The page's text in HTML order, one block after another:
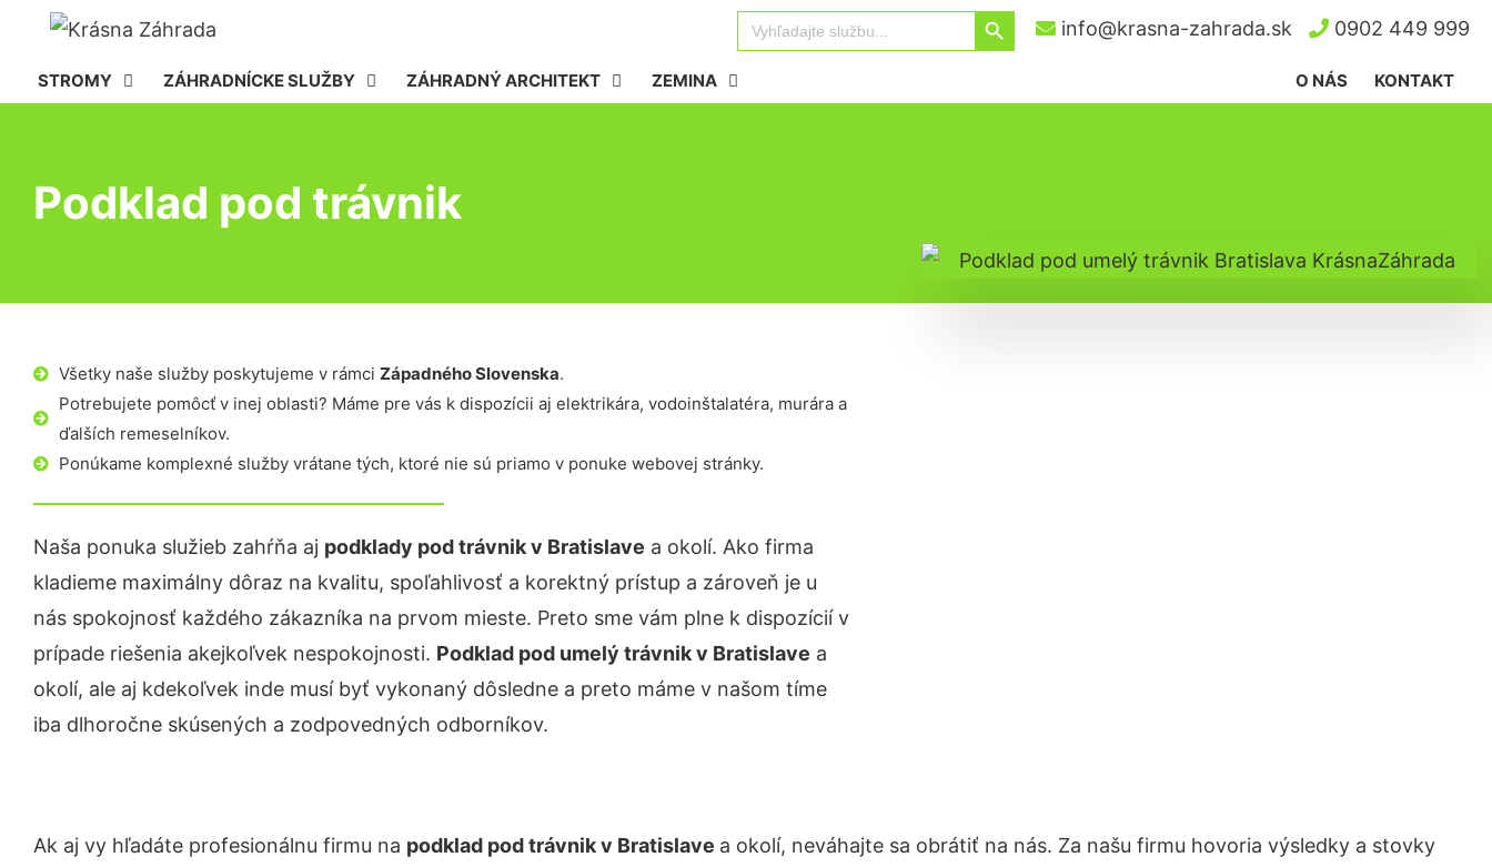
Search
for:
Search Button
info@krasna-zahrada.sk 0902 449 999
STROMY ZÁHRADNÍCKE SLUŽBY ZÁHRADNÝ ARCHITEKT ZEMINA KONTAKT
O NÁS
Podklad pod trávnik
Všetky naše služby poskytujeme v rámci Západného Slovenska.
Potrebujete pomôcť v inej oblasti? Máme pre vás k dispozícii aj elektrikára, vodoinštalatéra, murára a
ďalších remeselníkov.
Ponúkame komplexné služby vrátane tých, ktoré nie sú priamo v ponuke webovej stránky.
Naša ponuka služieb zahŕňa aj podklady pod trávnikv Bratislave a okolí. Ako firma
kladieme maximálny dôraz na kvalitu, spoľahlivosť a korektný prístup a zároveň je u
nás spokojnosť každého zákazníka na prvom mieste. Preto sme vám plne k dispozícií v
prípade riešenia akejkoľvek nespokojnosti. Podklad pod umelý trávnik v Bratislave a
okolí, ale aj kdekoľvek inde musí byť vykonaný dôsledne a preto máme v našom tíme
iba dlhoročne skúsených a zodpovedných odborníkov.
Ak aj vy hľadáte profesionálnu firmu na podklad pod trávnikv Bratislave a okolí, neváhajte sa obrátiť na nás. Za našu firmu hovoria výsledky a stovky